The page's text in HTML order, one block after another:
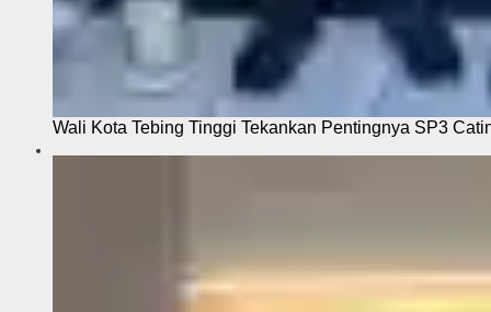
Wali Kota Tebing Tinggi Tekankan Pentingnya SP3